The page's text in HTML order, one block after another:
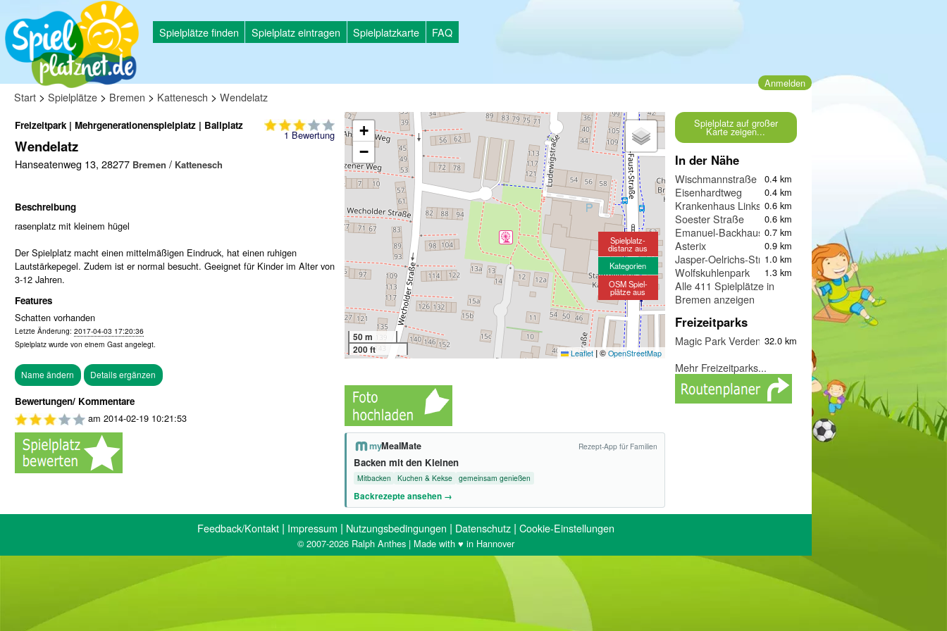
Spielplätze finden Spielplatz eintragen Spielplatzkarte FAQ
Anmelden
Start > Spielplätze > Bremen > Kattenesch > Wendelatz
1Bewertung
Freizeitpark | Mehrgenerationenspielplatz | Ballplatz
Wendelatz
Hanseatenweg 13, 28277 Bremen / Kattenesch
Beschreibung
rasenplatz mit kleinem hügel
Der Spielplatz macht einen mittelmäßigen Eindruck, hat einen ruhigen
Lautstärkepegel. Zudem ist er normal besucht. Geeignet für Kinder im Alter von
3-12 Jahren.
Features
Schatten vorhanden
Letzte Änderung: 2017-04-03 17:20:36
Spielplatz wurde von einem Gast angelegt.
Bewertungen/ Kommentare
am 2014-02-19 10:21:53
+
−
50 m
200 ft
Leaflet |© OpenStreetMap
Spielplatz-
distanz aus
Kategorien
OSM Spiel-
plätze aus
myMealMate Rezept-App für Familien
Backen mit den Kleinen
Mitbacken Kuchen & Kekse gemeinsam genießen
Backrezepte ansehen →
Spielplatz auf großer
Karte zeigen...
In der Nähe
Wischmannstraße 0.4 km
Eisenhardtweg 0.4 km
Krankenhaus Links der Weser
0.6 km
Soester Straße 0.6 km
Emanuel-Backhaus-Straße
0.7 km
Asterix 0.9 km
Jasper-Oelrichs-Straße1.0 km
Wolfskuhlenpark 1.3 km
Alle 411 Spielplätze in
Bremen anzeigen
Freizeitparks
Magic Park Verden 32.0 km
Mehr Freizeitparks...
Feedback/Kontakt | Impressum | Nutzungsbedingungen | Datenschutz | Cookie-Einstellungen
© 2007-2026 Ralph Anthes | Made with ♥ in Hannover